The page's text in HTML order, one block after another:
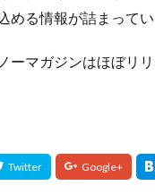
める情報が詰まってい
ーマガジンはほぼリ